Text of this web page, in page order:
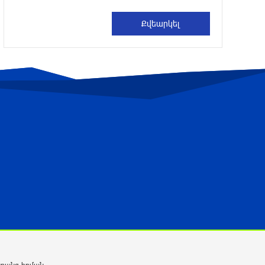
Ալիեւն ու Փաշինյանը
հեռախոսազրույց են ունեցել
Ռուսաստանից Ադրբեջանի տարածքով
Հայկական կոնյակի և գինու վաճառքի